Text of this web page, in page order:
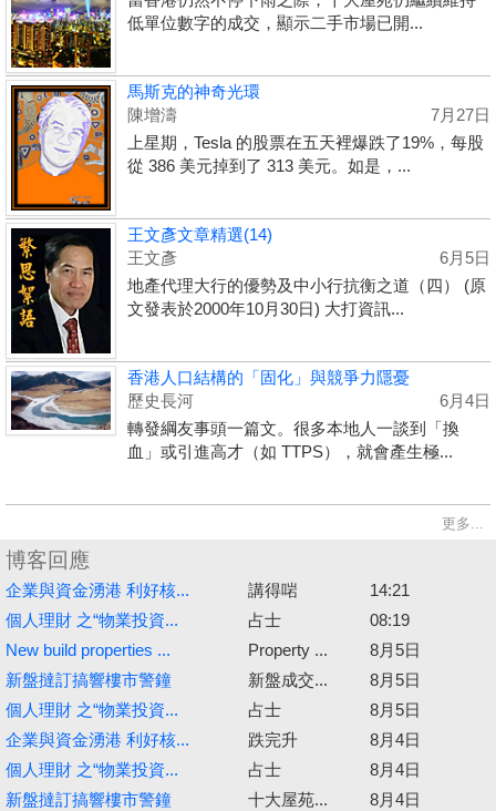
低單位數字的成交，顯示二手市場已開...
馬斯克的神奇光環
陳增濤
7月27日
上星期，Tesla 的股票在五天裡爆跌了19%，每股
從 386 美元掉到了 313 美元。如是，...
王文彥文章精選(14)
王文彥
6月5日
地產代理大行的優勢及中小行抗衡之道（四） (原
文發表於2000年10月30日) 大打資訊...
香港人口結構的「固化」與競爭力隱憂
歷史長河
6月4日
轉發綱友事頭一篇文。很多本地人一談到「換
血」或引進高才（如 TTPS），就會產生極...
更多...
博客回應
企業與資金湧港 利好核... 講得啱
14:21
個人理財 之“物業投資...
占士
08:19
New build properties ...
Property ...
8月5日
新盤撻訂搞響樓市警鐘
新盤成交...
8月5日
個人理財 之“物業投資...
占士
8月5日
企業與資金湧港 利好核...
跌完升
8月4日
個人理財 之“物業投資...
占士
8月4日
新盤撻訂搞響樓市警鐘
十大屋苑...
8月4日